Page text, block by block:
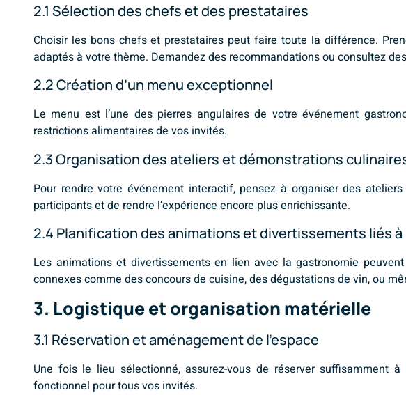
2.1 Sélection des chefs et des prestataires
Choisir les bons chefs et prestataires peut faire toute la différence.
adaptés à votre thème. Demandez des recommandations ou consultez
2.2 Création d’un menu exceptionnel
Le menu est l’une des pierres angulaires de votre événement
restrictions alimentaires de vos invités.
2.3 Organisation des ateliers et démonstrations
Pour rendre votre événement interactif, pensez à organiser des
participants et de rendre l’expérience encore plus enrichissante.
2.4 Planification des animations et divertissements liés
Les animations et divertissements en lien avec la gastronomie
connexes comme des concours de cuisine, des dégustations de vin, ou
3. Logistique et organisation matérielle
3.1 Réservation et aménagement de l’espace
Une fois le lieu sélectionné, assurez-vous de réserver suffisamment
fonctionnel pour tous vos invités.